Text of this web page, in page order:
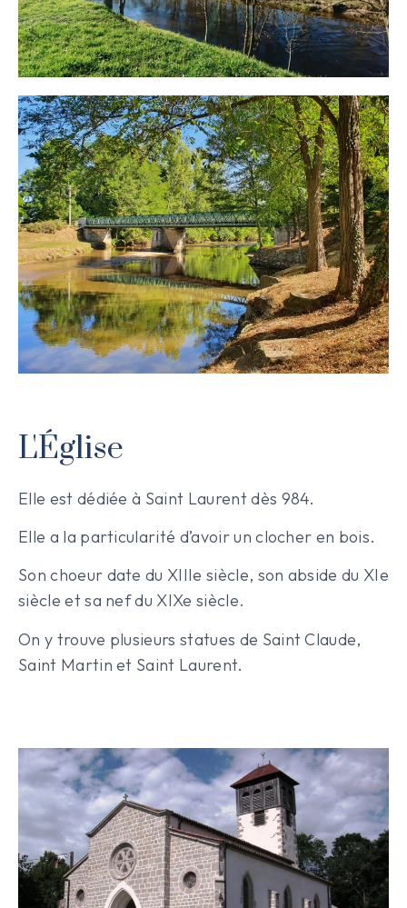
L'Église
Elle est dédiée à Saint Laurent dès 984.
Elle a la particularité d’avoir un clocher en bois.
Son choeur date du XIIIe siècle, son abside du XIe
siècle et sa nef du XIXe siècle.
On y trouve plusieurs statues de Saint Claude,
Saint Martin et Saint Laurent.